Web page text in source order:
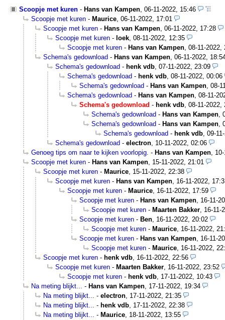
Scoopje met kuren - Hans van Kampen, 06-11-2022, 15:46
Scoopje met kuren - Maurice, 06-11-2022, 17:01
Scoopje met kuren - Hans van Kampen, 06-11-2022, 17:28
Scoopje met kuren - loek, 08-11-2022, 12:35
Scoopje met kuren - Hans van Kampen, 08-11-2022,
Schema's gedownload - Hans van Kampen, 06-11-2022,
Schema's gedownload - henk vdb, 07-11-2022, 23:09
Schema's gedownload - henk vdb, 08-11-2022, 00:06
Schema's gedownload - Hans van Kampen, 08-
Schema's gedownload - Hans van Kampen, 08-11-
Schema's gedownload - henk vdb, 08-11-2022,
Schema's gedownload - Hans van Kampen,
Schema's gedownload - Hans van Kampen,
Schema's gedownload - henk vdb, 09-
Schema's gedownload - electron, 10-11-2022, 02:06
Genoeg tips om naar te kijken voorlopig. - Hans van Kampen,
Scoopje met kuren - Hans van Kampen, 15-11-2022, 21:01
Scoopje met kuren - Maurice, 15-11-2022, 22:38
Scoopje met kuren - Hans van Kampen, 16-11-2022,
Scoopje met kuren - Maurice, 16-11-2022, 17:59
Scoopje met kuren - Hans van Kampen, 16-11-
Scoopje met kuren - Maarten Bakker, 16-11-
Scoopje met kuren - Ben, 16-11-2022, 20:02
Scoopje met kuren - Maurice, 16-11-2022,
Scoopje met kuren - Hans van Kampen, 16-11-
Scoopje met kuren - Maurice, 16-11-2022,
Scoopje met kuren - henk vdb, 16-11-2022, 22:56
Scoopje met kuren - Maarten Bakker, 16-11-2022, 23:52
Scoopje met kuren - henk vdb, 17-11-2022, 10:43
Na meting blijkt... - Hans van Kampen, 17-11-2022, 19:34
Na meting blijkt... - electron, 17-11-2022, 21:35
Na meting blijkt... - henk vdb, 17-11-2022, 22:38
Na meting blijkt... - Maurice, 18-11-2022, 13:55